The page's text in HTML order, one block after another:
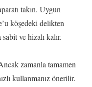
takın. Uygun
köşedeki delikten
ve hizalı kalır.
zamanla tamamen
kullanmanız önerilir.